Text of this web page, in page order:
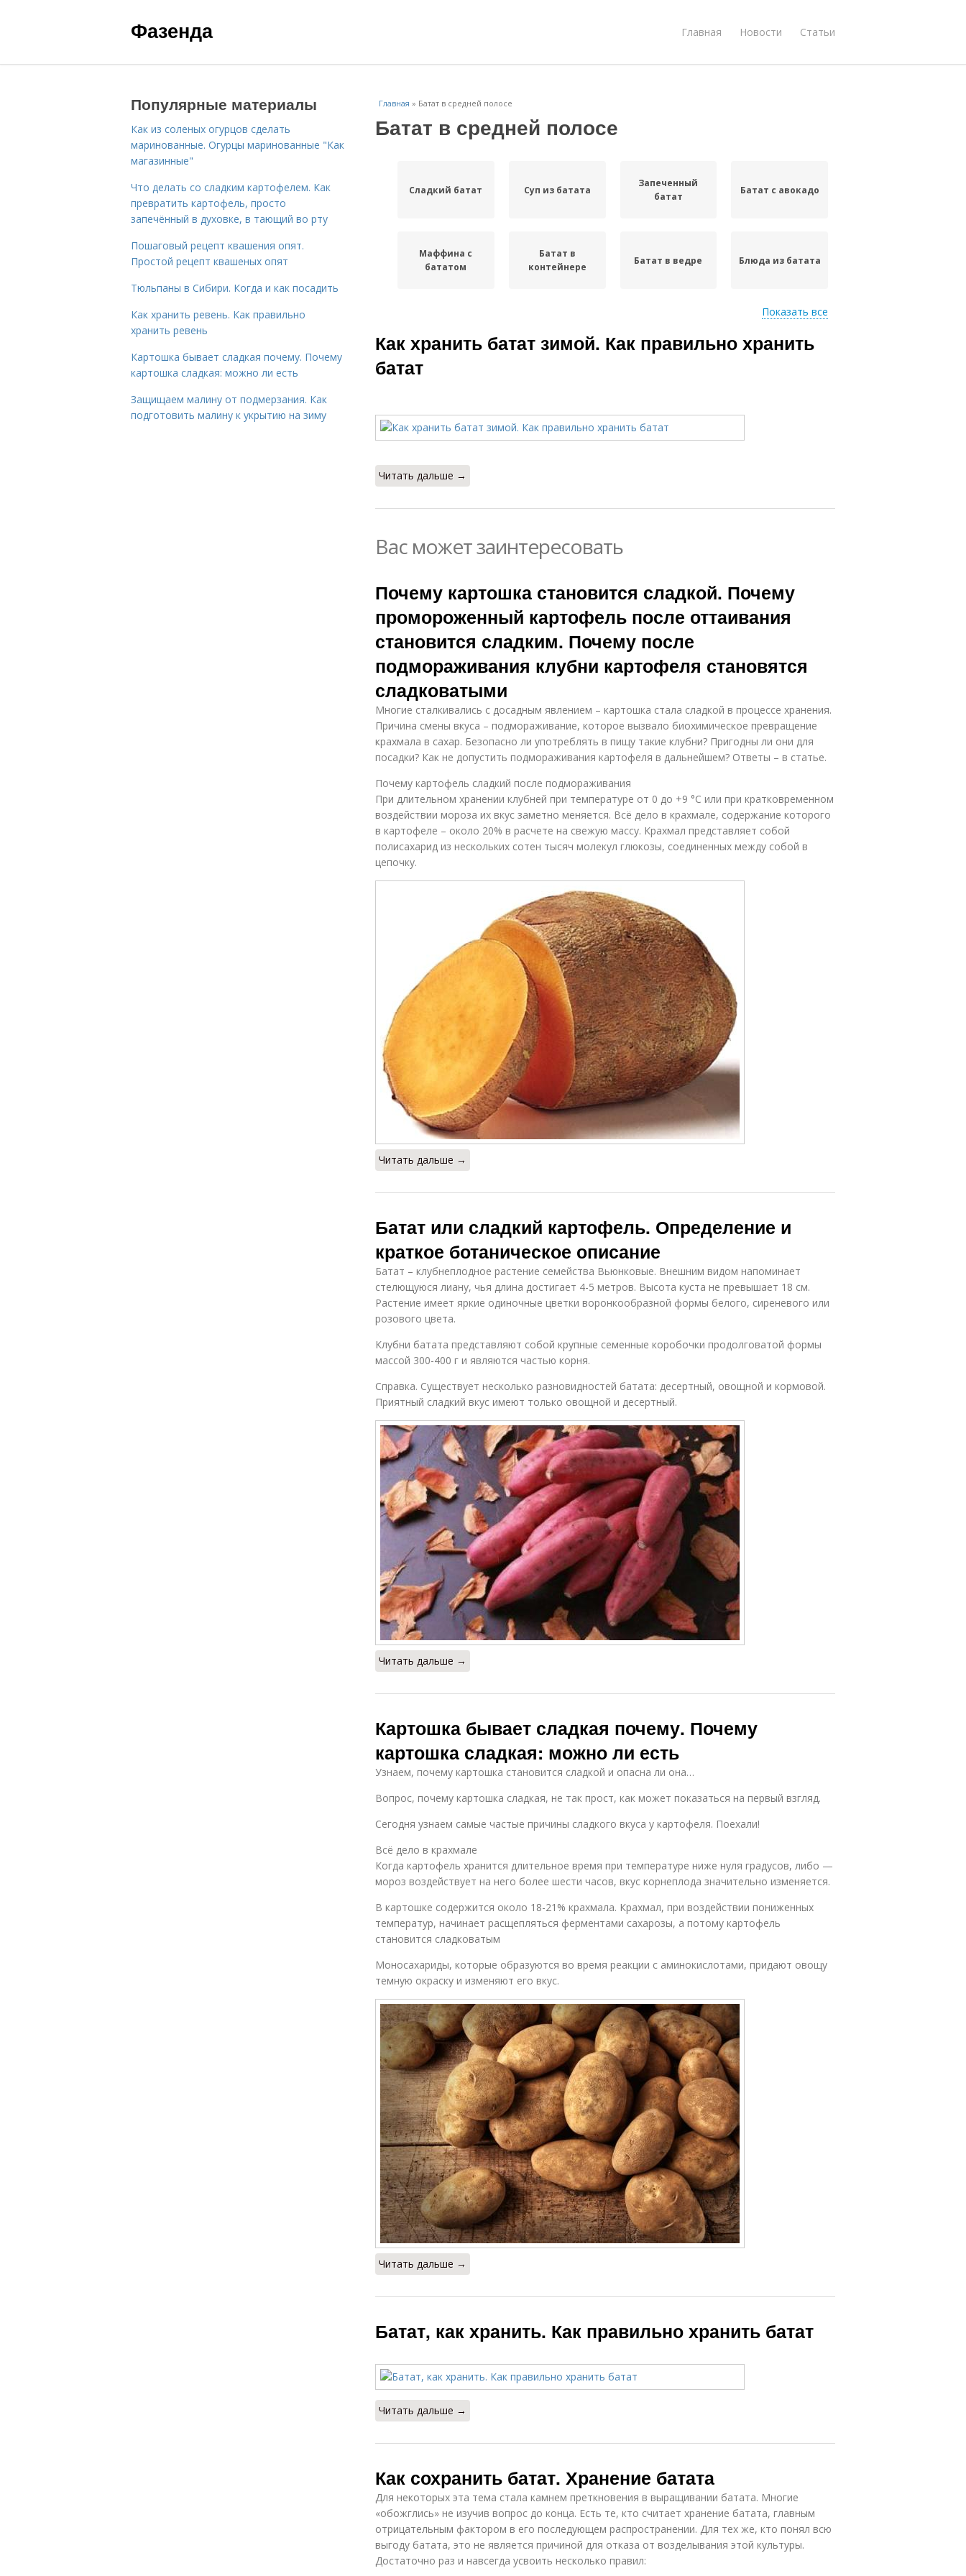
Фазенда Главная Новости Статьи
Главная » Батат в средней полосе
Батат в средней полосе
Сладкий батат Суп из батата
Запеченный
батат
Батат с авокадо
Маффина с
бататом
Батат в
контейнере
Батат в ведре Блюда из батата
луком
Показать все
Как хранить батат зимой. Как правильно хранить
батат
Читать дальше →
Вас может заинтересовать
Почему картошка становится сладкой. Почему
промороженный картофель после оттаивания
становится сладким. Почему после
подмораживания клубни картофеля становятся
сладковатыми
Многие сталкивались с досадным явлением – картошка стала сладкой в процессе хранения.
Причина смены вкуса – подмораживание, которое вызвало биохимическое превращение
крахмала в сахар. Безопасно ли употреблять в пищу такие клубни? Пригодны ли они для
посадки? Как не допустить подмораживания картофеля в дальнейшем? Ответы – в статье.
Почему картофель сладкий после подмораживания
При длительном хранении клубней при температуре от 0 до +9 °С или при кратковременном
воздействии мороза их вкус заметно меняется. Всё дело в крахмале, содержание которого
в картофеле – около 20% в расчете на свежую массу. Крахмал представляет собой
полисахарид из нескольких сотен тысяч молекул глюкозы, соединенных между собой в
цепочку.
Читать дальше →
Батат или сладкий картофель. Определение и
краткое ботаническое описание
Батат – клубнеплодное растение семейства Вьюнковые. Внешним видом напоминает
стелющуюся лиану, чья длина достигает 4-5 метров. Высота куста не превышает 18 см.
Растение имеет яркие одиночные цветки воронкообразной формы белого, сиреневого или
розового цвета.
Клубни батата представляют собой крупные семенные коробочки продолговатой формы
массой 300-400 г и являются частью корня.
Справка. Существует несколько разновидностей батата: десертный, овощной и кормовой.
Приятный сладкий вкус имеют только овощной и десертный.
Читать дальше →
Картошка бывает сладкая почему. Почему
картошка сладкая: можно ли есть
Узнаем, почему картошка становится сладкой и опасна ли она…
Вопрос, почему картошка сладкая, не так прост, как может показаться на первый взгляд.
Сегодня узнаем самые частые причины сладкого вкуса у картофеля. Поехали!
Всё дело в крахмале
Когда картофель хранится длительное время при температуре ниже нуля градусов, либо —
мороз воздействует на него более шести часов, вкус корнеплода значительно изменяется.
В картошке содержится около 18-21% крахмала. Крахмал, при воздействии пониженных
температур, начинает расщепляться ферментами сахарозы, а потому картофель
становится сладковатым
Моносахариды, которые образуются во время реакции с аминокислотами, придают овощу
темную окраску и изменяют его вкус.
Читать дальше →
Батат, как хранить. Как правильно хранить батат
Читать дальше →
Как сохранить батат. Хранение батата
Для некоторых эта тема стала камнем преткновения в выращивании батата. Многие
«обожглись» не изучив вопрос до конца. Есть те, кто считает хранение батата, главным
отрицательным фактором в его последующем распространении. Для тех же, кто понял всю
выгоду батата, это не является причиной для отказа от возделывания этой культуры.
Достаточно раз и навсегда усвоить несколько правил:
Популярные материалы
Как из соленых огурцов сделать
маринованные. Огурцы маринованные "Как
магазинные"
Что делать со сладким картофелем. Как
превратить картофель, просто
запечённый в духовке, в тающий во рту
Пошаговый рецепт квашения опят.
Простой рецепт квашеных опят
Тюльпаны в Сибири. Когда и как посадить
Как хранить ревень. Как правильно
хранить ревень
Картошка бывает сладкая почему. Почему
картошка сладкая: можно ли есть
Защищаем малину от подмерзания. Как
подготовить малину к укрытию на зиму